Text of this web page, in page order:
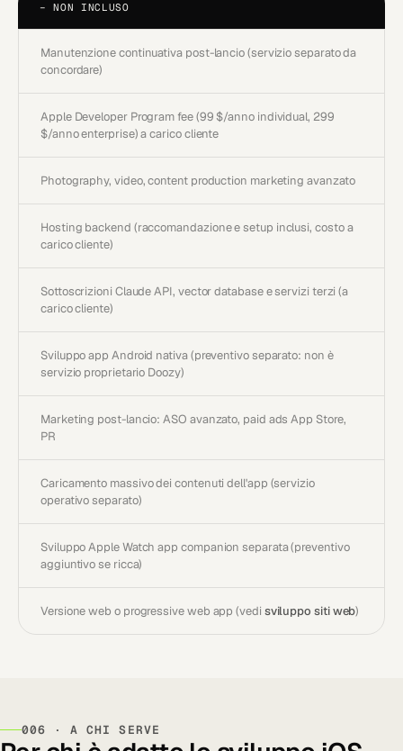
− NON INCLUSO
Manutenzione continuativa post-lancio (servizio separato da
concordare)
Apple Developer Program fee (99 $/anno individual, 299
$/anno enterprise) a carico cliente
Photography, video, content production marketing avanzato
Hosting backend (raccomandazione e setup inclusi, costo a
carico cliente)
Sottoscrizioni Claude API, vector database e servizi terzi (a
carico cliente)
Sviluppo app Android nativa (preventivo separato: non è
servizio proprietario Doozy)
Marketing post-lancio: ASO avanzato, paid ads App Store,
PR
Caricamento massivo dei contenuti dell'app (servizio
operativo separato)
Sviluppo Apple Watch app companion separata (preventivo
aggiuntivo se ricca)
Versione web o progressive web app (vedi sviluppo siti web)
006 · A CHI SERVE